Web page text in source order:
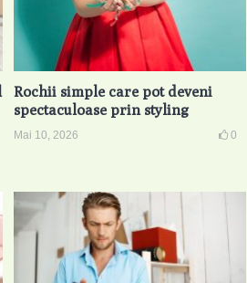
Rochii simple care pot deveni
spectaculoase prin styling
Mai 10, 2026 0